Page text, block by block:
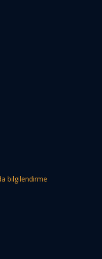
bilgilendirme